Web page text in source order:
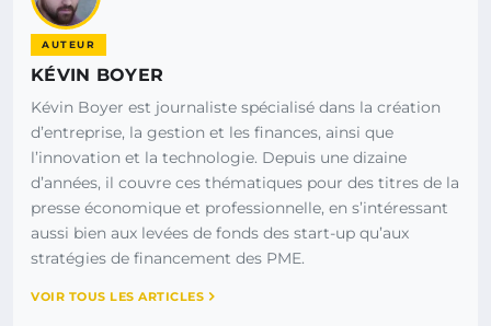
AUTEUR
KÉVIN BOYER
Kévin Boyer est journaliste spécialisé dans la création
d’entreprise, la gestion et les finances, ainsi que
l’innovation et la technologie. Depuis une dizaine
d’années, il couvre ces thématiques pour des titres de la
presse économique et professionnelle, en s’intéressant
aussi bien aux levées de fonds des start-up qu’aux
stratégies de financement des PME.
VOIR TOUS LES ARTICLES